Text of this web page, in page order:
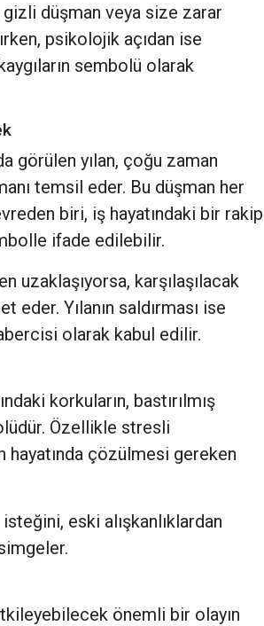
düşman veya size zarar
psikolojik açıdan ise
sembolü olarak
görülen yılan, çoğu zaman
temsil eder. Bu düşman her
biri, iş hayatındaki bir rakip
ifade edilebilir.
uzaklaşıyorsa, karşılaşılacak
eder. Yılanın saldırması ise
olarak kabul edilir.
korkuların, bastırılmış
Özellikle stresli
hayatında çözülmesi gereken
eski alışkanlıklardan
önemli bir olayın